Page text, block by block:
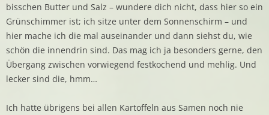
bisschen Butter und Salz – wundere dich nicht, dass hier so ein
Grünschimmer ist; ich sitze unter dem Sonnenschirm – und
hier mache ich die mal auseinander und dann siehst du, wie
schön die innendrin sind. Das mag ich ja besonders gerne, den
Übergang zwischen vorwiegend festkochend und mehlig. Und
lecker sind die, hmm…
Ich hatte übrigens bei allen Kartoffeln aus Samen noch nie